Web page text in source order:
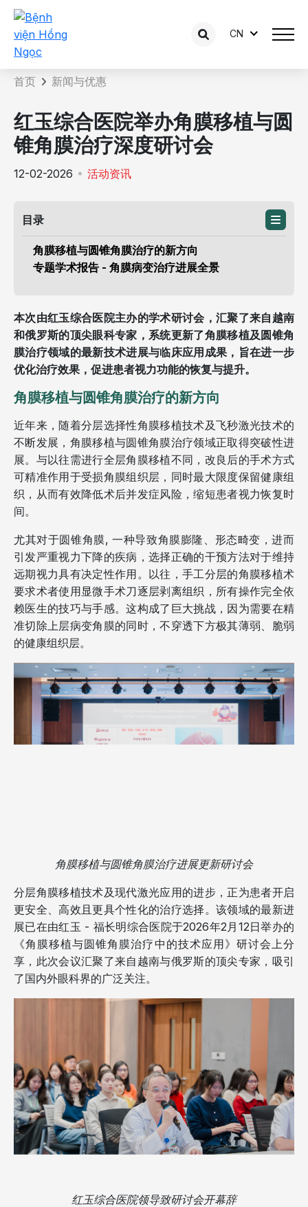
CN
新闻详情
首页 新闻与优惠
红玉综合医院举办角膜移植与圆
锥角膜治疗深度研讨会
12-02-2026 活动资讯
目录
角膜移植与圆锥角膜治疗的新方向
专题学术报告 - 角膜病变治疗进展全景
本次由红玉综合医院主办的学术研讨会，汇聚了来自越南
和俄罗斯的顶尖眼科专家，系统更新了角膜移植及圆锥角
膜治疗领域的最新技术进展与临床应用成果，旨在进一步
优化治疗效果，促进患者视力功能的恢复与提升。
角膜移植与圆锥角膜治疗的新方向
近年来，随着分层选择性角膜移植技术及飞秒激光技术的
不断发展，角膜移植与圆锥角膜治疗领域正取得突破性进
展。与以往需进行全层角膜移植不同，改良后的手术方式
可精准作用于受损角膜组织层，同时最大限度保留健康组
织，从而有效降低术后并发症风险，缩短患者视力恢复时
间。
尤其对于圆锥角膜, 一种导致角膜膨隆、形态畸变，进而
引发严重视力下降的疾病，选择正确的干预方法对于维持
远期视力具有决定性作用。以往，手工分层的角膜移植术
要求术者使用显微手术刀逐层剥离组织，所有操作完全依
赖医生的技巧与手感。这构成了巨大挑战，因为需要在精
准切除上层病变角膜的同时，不穿透下方极其薄弱、脆弱
的健康组织层。
角膜移植与圆锥角膜治疗进展更新研讨会
分层角膜移植技术及现代激光应用的进步，正为患者开启
更安全、高效且更具个性化的治疗选择。该领域的最新进
展已在由红玉 - 福长明综合医院于2026年2月12日举办的
《角膜移植与圆锥角膜治疗中的技术应用》研讨会上分
享，此次会议汇聚了来自越南与俄罗斯的顶尖专家，吸引
了国内外眼科界的广泛关注。
红玉综合医院领导致研讨会开幕辞